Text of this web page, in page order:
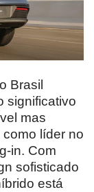
Brasil
significativo
mas
líder no
in. Com
sofisticado
está